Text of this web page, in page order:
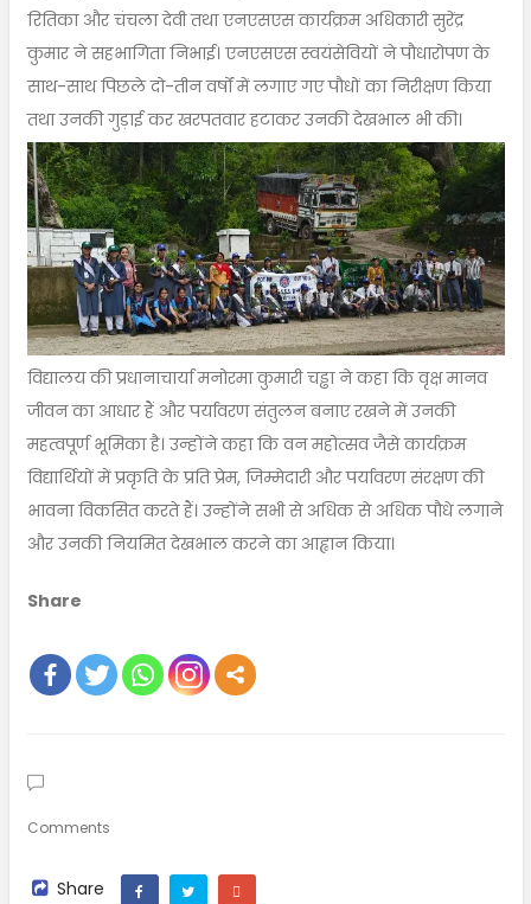
रितिका और चंचला देवी तथा एनएसएस कार्यक्रम अधिकारी सुरेंद्र
कुमार ने सहभागिता निभाई। एनएसएस स्वयंसेवियों ने पौधारोपण के
साथ-साथ पिछले दो-तीन वर्षों में लगाए गए पौधों का निरीक्षण किया
तथा उनकी गुड़ाई कर खरपतवार हटाकर उनकी देखभाल भी की।
विद्यालय की प्रधानाचार्या मनोरमा कुमारी चड्ढा ने कहा कि वृक्ष मानव
जीवन का आधार हैं और पर्यावरण संतुलन बनाए रखने में उनकी
महत्वपूर्ण भूमिका है। उन्होंने कहा कि वन महोत्सव जैसे कार्यक्रम
विद्यार्थियों में प्रकृति के प्रति प्रेम, जिम्मेदारी और पर्यावरण संरक्षण की
भावना विकसित करते हैं। उन्होंने सभी से अधिक से अधिक पौधे लगाने
और उनकी नियमित देखभाल करने का आह्वान किया।
Share
Comments
Share